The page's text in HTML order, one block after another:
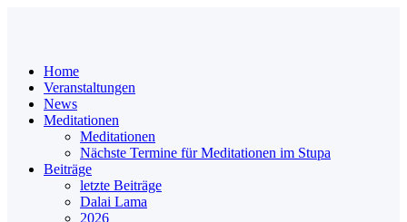
Home
Veranstaltungen
News
Meditationen
Meditationen
Nächste Termine für Meditationen im Stupa
Beiträge
letzte Beiträge
Dalai Lama
2026